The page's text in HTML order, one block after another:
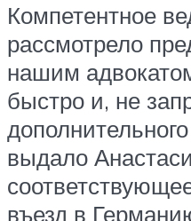
Компетентное
рассмотрело
нашим
быстро и, не
выдало
въезд в